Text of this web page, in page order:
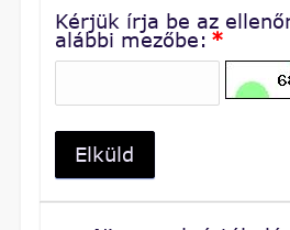
Kérjük írja be az
alábbi mezőbe: *
Elküld